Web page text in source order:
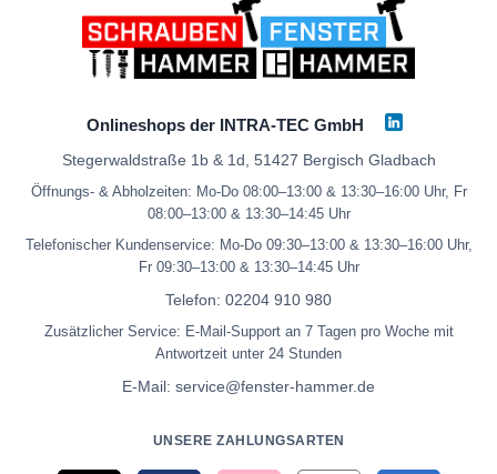
Onlineshops der INTRA-TEC GmbH
Stegerwaldstraße 1b & 1d, 51427 Bergisch Gladbach
Öffnungs- & Abholzeiten: Mo-Do 08:00–13:00 & 13:30–16:00 Uhr, Fr
08:00–13:00 & 13:30–14:45 Uhr
Telefonischer Kundenservice: Mo-Do 09:30–13:00 & 13:30–16:00 Uhr,
Fr 09:30–13:00 & 13:30–14:45 Uhr
Telefon: 02204 910 980
Zusätzlicher Service: E-Mail-Support an 7 Tagen pro Woche mit
Antwortzeit unter 24 Stunden
E-Mail: service@fenster-hammer.de
UNSERE ZAHLUNGSARTEN